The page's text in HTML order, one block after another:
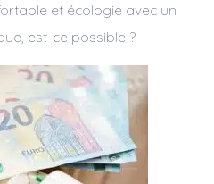
et écologie avec un
est-ce possible ?